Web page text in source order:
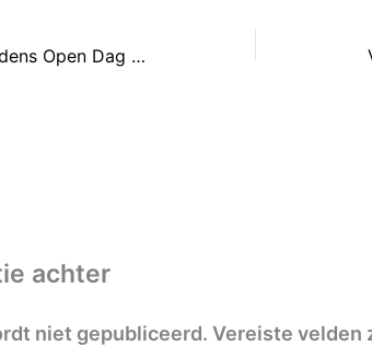
Gratis workshops tijdens Open Dag Brede School Het Zand
achter
niet gepubliceerd. Vereiste velden